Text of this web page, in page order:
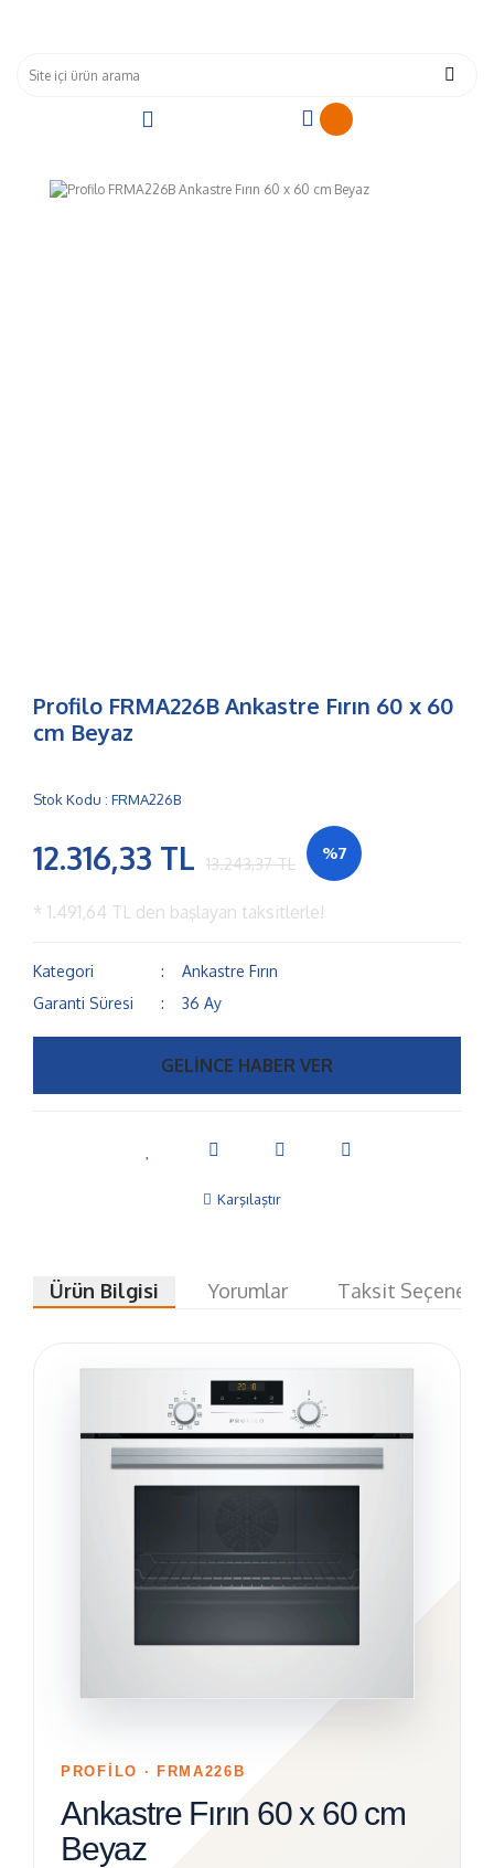
Profilo FRMA226B Ankastre Fırın 60 x 60
cm Beyaz
Stok Kodu : FRMA226B
12.316,33 TL 13.243,37 TL
%7
* 1.491,64 TL den başlayan taksitlerle!
Kategori
Ankastre Fırın
Garanti Süresi
36 Ay
GELİNCE HABER VER
Karşılaştır
Ürün Bilgisi Yorumlar Taksit
PROFİLO · FRMA226B
Ankastre Fırın 60 x 60 cm
Beyaz